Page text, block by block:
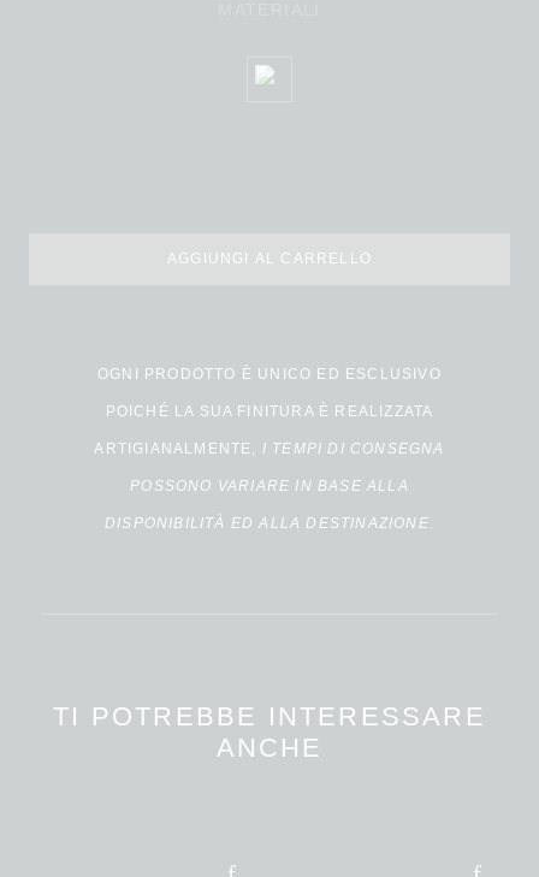
AGGIUNGI AL CARRELLO
OGNI PRODOTTO È UNICO ED ESCLUSIVO
POICHÉ LA SUA FINITURA È REALIZZATA
ARTIGIANALMENTE, I TEMPI DI CONSEGNA
POSSONO VARIARE IN BASE ALLA
DISPONIBILITÀ ED ALLA DESTINAZIONE.
TI POTREBBE INTERESSARE
ANCHE